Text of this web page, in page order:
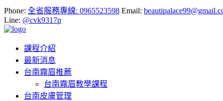
Phone: 全省服務專線: 0965523598 Email:
Line: @cvk9317p
課程介紹
最新消息
台南霧眉推薦
台南霧眉教學課程
台南皮膚管理